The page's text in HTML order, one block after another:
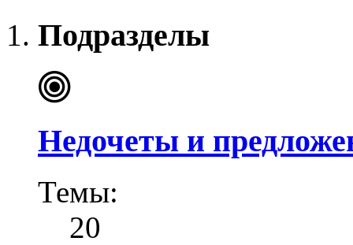
Подразделы
Недочеты и
Темы:
20